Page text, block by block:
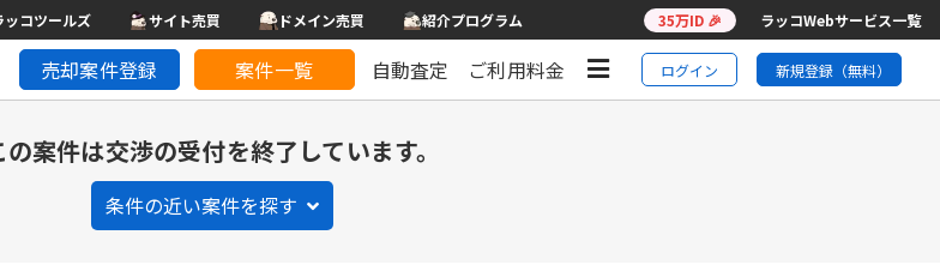
ッコツールズ サイト売買 ドメイン売買 紹介プログラム 35万ID 🎉 ラッコWebサービス一覧
売却案件登録 案件一覧 自動査定 ご利用料金 ログイン 新規登録（無料）
の案件は交渉の受付を終了しています。
条件の近い案件を探す